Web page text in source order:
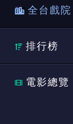
全台戲院
排行榜
電影總覽